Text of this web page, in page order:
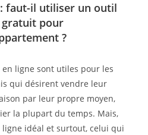
faut-il utiliser un outil
pour
?
ligne sont utiles pour les
qui désirent vendre leur
par leur propre moyen,
la plupart du temps. Mais,
idéal et surtout, celui qui